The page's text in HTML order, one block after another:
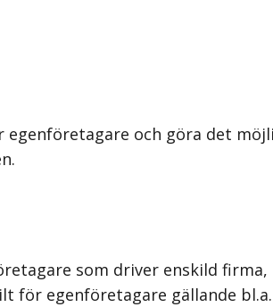
och göra det
som driver enskild firma,
för egenföretagare gällande